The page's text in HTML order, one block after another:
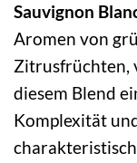
Sauvignon
Aromen von
Zitrusfrüchten,
diesem Blend
Komplexität